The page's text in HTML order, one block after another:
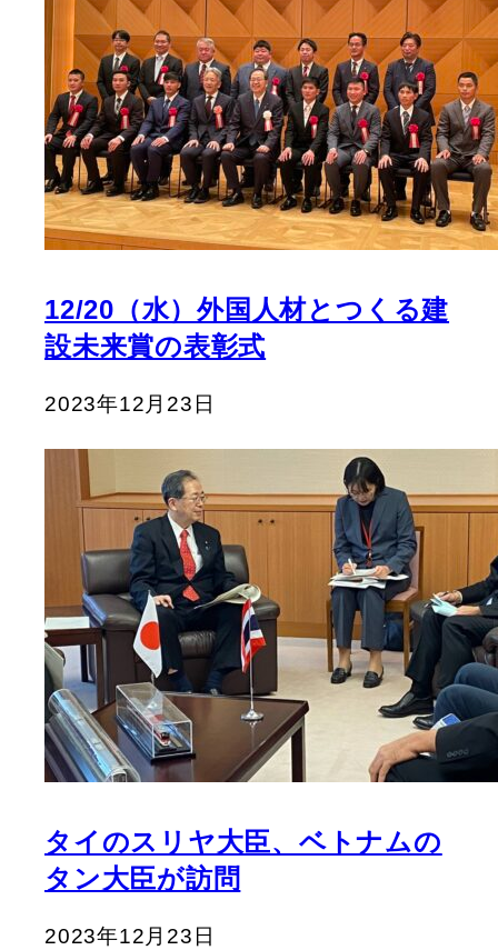
12/20（水）外国人材とつくる建
設未来賞の表彰式
2023年12月23日
タイのスリヤ大臣、ベトナムの
タン大臣が訪問
2023年12月23日